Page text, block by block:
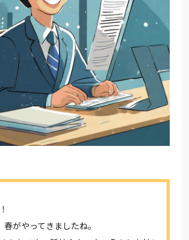
がやってきましたね。